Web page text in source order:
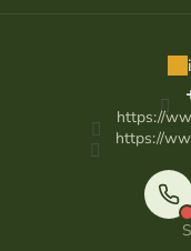
https://
https://